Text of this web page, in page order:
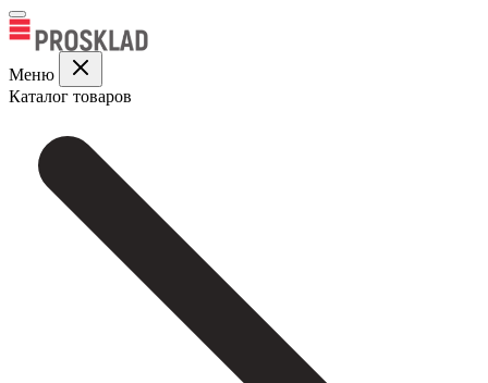
Меню
Каталог товаров